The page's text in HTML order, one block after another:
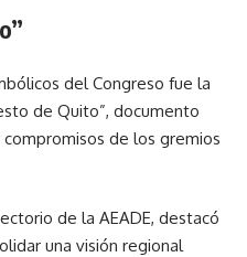
del Congreso fue la
de Quito”, documento
de los gremios
de la AEADE, destacó
una visión regional